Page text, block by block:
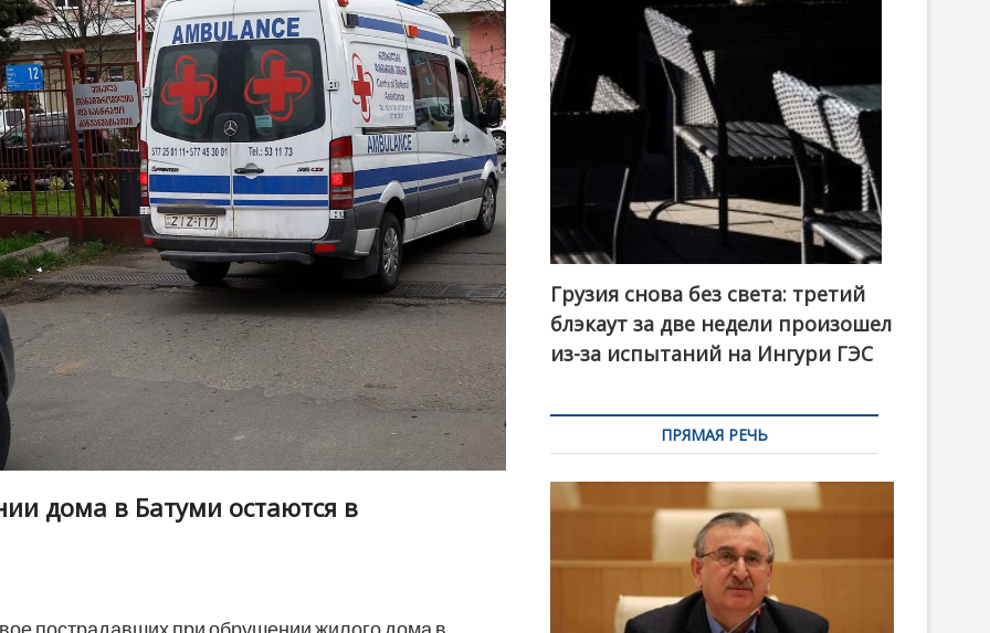
дома в Батуми остаются в
Грузия снова без света: третий
блэкаут за две недели произошел
из-за испытаний на Ингури ГЭС
ПРЯМАЯ РЕЧЬ